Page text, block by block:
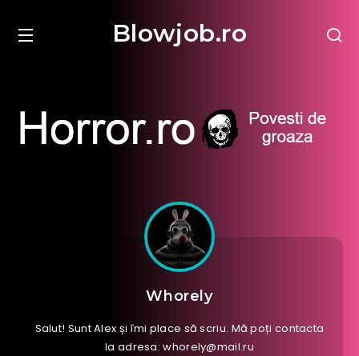
Blowjob.ro
Whorely
Salut! Sunt Alex și îmi place să scriu. Mă poți contacta
la adresa: whorely@mail.ru